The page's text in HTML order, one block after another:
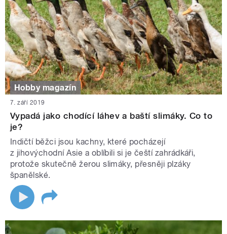
Hobby magazín
7. září 2019
Vypadá jako chodící láhev a baští slimáky. Co to
je?
Indičtí běžci jsou kachny, které pocházejí
z jihovýchodní Asie a oblíbili si je čeští zahrádkáři,
protože skutečně žerou slimáky, přesněji plzáky
španělské.